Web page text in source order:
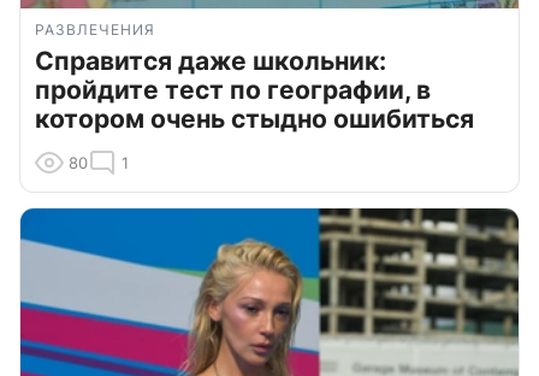
РАЗВЛЕЧЕНИЯ
Справится даже школьник:
пройдите тест по географии, в
котором очень стыдно ошибиться
80 1